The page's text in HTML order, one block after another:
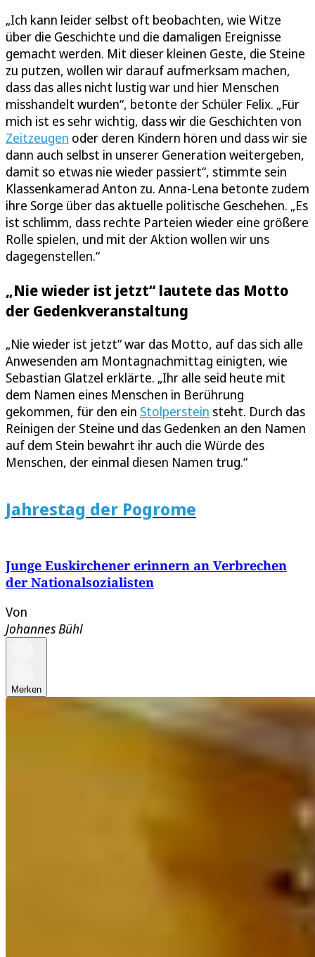
„Ich kann leider selbst oft beobachten, wie Witze
über die Geschichte und die damaligen Ereignisse
gemacht werden. Mit dieser kleinen Geste, die Steine
zu putzen, wollen wir darauf aufmerksam machen,
dass das alles nicht lustig war und hier Menschen
misshandelt wurden“, betonte der Schüler Felix. „Für
mich ist es sehr wichtig, dass wir die Geschichten von
Zeitzeugen oder deren Kindern hören und dass wir sie
dann auch selbst in unserer Generation weitergeben,
damit so etwas nie wieder passiert“, stimmte sein
Klassenkamerad Anton zu. Anna-Lena betonte zudem
ihre Sorge über das aktuelle politische Geschehen. „Es
ist schlimm, dass rechte Parteien wieder eine größere
Rolle spielen, und mit der Aktion wollen wir uns
dagegenstellen.“
„Nie wieder ist jetzt“ lautete das Motto
der Gedenkveranstaltung
„Nie wieder ist jetzt“ war das Motto, auf das sich alle
Anwesenden am Montagnachmittag einigten, wie
Sebastian Glatzel erklärte. „Ihr alle seid heute mit
dem Namen eines Menschen in Berührung
gekommen, für den ein Stolperstein steht. Durch das
Reinigen der Steine und das Gedenken an den Namen
auf dem Stein bewahrt ihr auch die Würde des
Menschen, der einmal diesen Namen trug.“
Jahrestag der Pogrome
Junge Euskirchener erinnern an Verbrechen
der Nationalsozialisten
Von
Johannes Bühl
Merken